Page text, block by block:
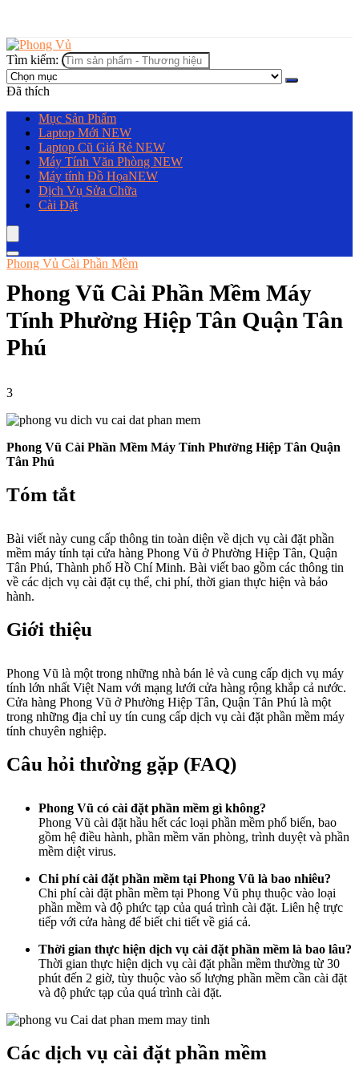
Tìm kiếm:
Đã thích
Mục Sản Phẩm
Laptop Mới NEW
Laptop Cũ Giá Rẻ NEW
Máy Tính Văn Phòng NEW
Máy tính Đồ HọaNEW
Dịch Vụ Sửa Chữa
Cài Đặt
Phong Vủ Cài Phần Mềm
Phong Vũ Cài Phần Mềm Máy
Tính Phường Hiệp Tân Quận Tân
Phú
3
Phong Vũ Cài Phần Mềm Máy Tính Phường Hiệp Tân Quận
Tân Phú
Tóm tắt
Bài viết này cung cấp thông tin toàn diện về dịch vụ cài đặt phần
mềm máy tính tại cửa hàng Phong Vũ ở Phường Hiệp Tân, Quận
Tân Phú, Thành phố Hồ Chí Minh. Bài viết bao gồm các thông tin
về các dịch vụ cài đặt cụ thể, chi phí, thời gian thực hiện và bảo
hành.
Giới thiệu
Phong Vũ là một trong những nhà bán lẻ và cung cấp dịch vụ máy
tính lớn nhất Việt Nam với mạng lưới cửa hàng rộng khắp cả nước.
Cửa hàng Phong Vũ ở Phường Hiệp Tân, Quận Tân Phú là một
trong những địa chỉ uy tín cung cấp dịch vụ cài đặt phần mềm máy
tính chuyên nghiệp.
Câu hỏi thường gặp (FAQ)
Phong Vũ có cài đặt phần mềm gì không?
Phong Vũ cài đặt hầu hết các loại phần mềm phổ biến, bao
gồm hệ điều hành, phần mềm văn phòng, trình duyệt và phần
mềm diệt virus.
Chi phí cài đặt phần mềm tại Phong Vũ là bao nhiêu?
Chi phí cài đặt phần mềm tại Phong Vũ phụ thuộc vào loại
phần mềm và độ phức tạp của quá trình cài đặt. Liên hệ trực
tiếp với cửa hàng để biết chi tiết về giá cả.
Thời gian thực hiện dịch vụ cài đặt phần mềm là bao lâu?
Thời gian thực hiện dịch vụ cài đặt phần mềm thường từ 30
phút đến 2 giờ, tùy thuộc vào số lượng phần mềm cần cài đặt
và độ phức tạp của quá trình cài đặt.
Các dịch vụ cài đặt phần mềm